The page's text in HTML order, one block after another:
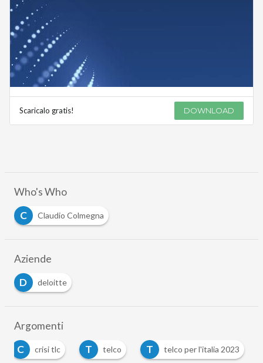
Scaricalo gratis! DOWNLOAD
Who's Who
C
Claudio Colmegna
Aziende
D
deloitte
Argomenti
C
crisi tlc T telco T telco per l'italia 2023